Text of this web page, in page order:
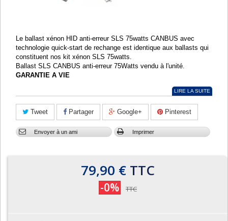
Le ballast xénon HID anti-erreur SLS 75watts CANBUS avec
technologie quick-start de rechange est identique aux ballasts qui
constituent nos kit xénon SLS 75watts.
Ballast SLS CANBUS anti-erreur 75Watts vendu à l'unité.
GARANTIE A VIE
LIRE LA SUITE
Tweet Partager Google+ Pinterest
Envoyer à un ami Imprimer
79,90 € TTC
-0% TTC